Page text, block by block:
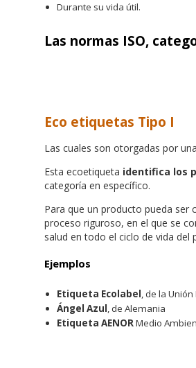
Durante su vida útil.
Las normas ISO,
Eco etiquetas Tipo I
Las cuales son otorgadas por una
Esta ecoetiqueta identifica los
categoría en específico.
Para que un producto pueda ser
proceso riguroso, en el que se
salud en todo el ciclo de vida del
Ejemplos
Etiqueta Ecolabel, de la
Ángel Azul, de Alemania
Etiqueta AENORMedio